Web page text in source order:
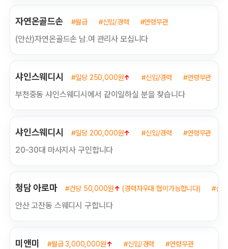
자연온골드손 #월급 #신입/경력 #연령무관
(안산)자연온골드손 남.여 관리사 모십니다
샤인스웨디시 #일당 250,000원↑ #신입/경력 #연령무관
부천중동 샤인스웨디시에서 같이일하실 분을 찾습니다
샤인스웨디시 #일당 200,000원↑ #신입/경력 #연령무관
20-30대 마사지사 구인합니다
청담 아로마 #건당 50,000원↑ (경력자우대 협이가능합니다) #신
안산 고잔동 스웨디시 구합니다
미앤미 #월급 3,000,000원↑ #신입/경력 #연령무관